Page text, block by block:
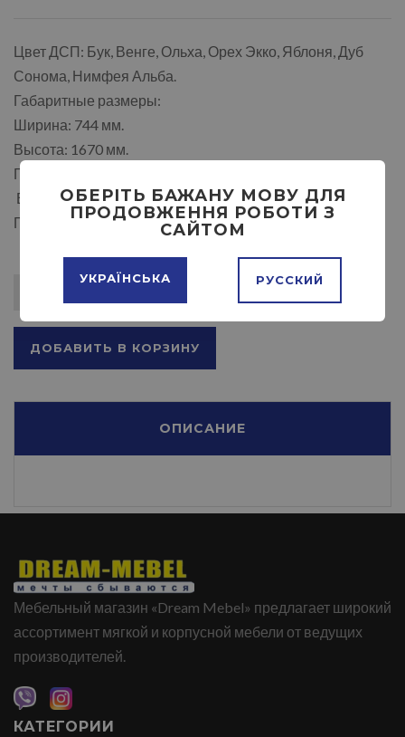
Цвет ДСП: Бук, Венге, Ольха, Орех Экко, Яблоня, Дуб
Сонома, Нимфея Альба.
Габаритные размеры:
Ширина: 744 мм.
Высота: 1670 мм.
Глубина: 2092 мм.
Возможность левой и правой сборки.
Проем под матрац 1910-708 мм.
ДОБАВИТЬ В КОРЗИНУ
ОПИСАНИЕ
Мебельный магазин «Dream Mebel» предлагает широкий
ассортимент мягкой и корпусной мебели от ведущих
производителей.
КАТЕГОРИИ
ОБЕРІТЬ БАЖАНУ МОВУ ДЛЯ
ПРОДОВЖЕННЯ РОБОТИ З
САЙТОМ
УКРАЇНСЬКА РУССКИЙ